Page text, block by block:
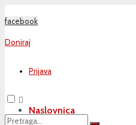
facebook
Doniraj
Prijava
Naslovnica